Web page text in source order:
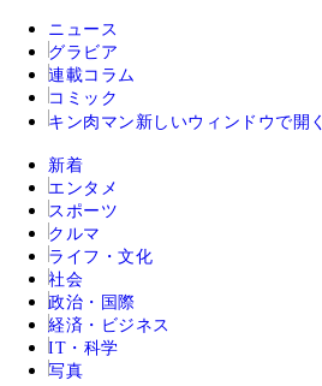
ニュース
グラビア
連載コラム
コミック
キン肉マン 新しいウィンドウで開く
新着
エンタメ
スポーツ
クルマ
ライフ・文化
社会
政治・国際
経済・ビジネス
IT・科学
写真